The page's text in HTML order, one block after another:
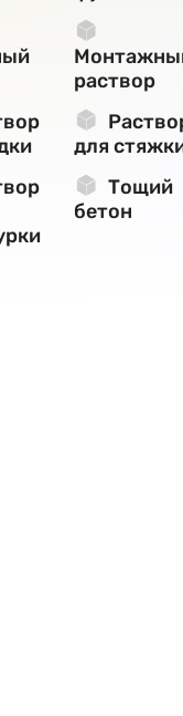
раствор
для
Тощий
бетон